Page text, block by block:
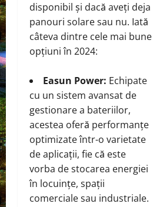
disponibil și dacă aveți deja
panouri solare sau nu. Iată
câteva dintre cele mai bune
opțiuni în 2024:
Easun Power: Echipate
cu un sistem avansat de
gestionare a bateriilor,
acestea oferă performanțe
optimizate într-o varietate
de aplicații, fie că este
vorba de stocarea energiei
în locuințe, spații
comerciale sau industriale.